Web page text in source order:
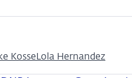
Kosse Lola Hernandez